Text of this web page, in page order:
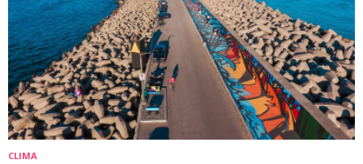
CLIMA